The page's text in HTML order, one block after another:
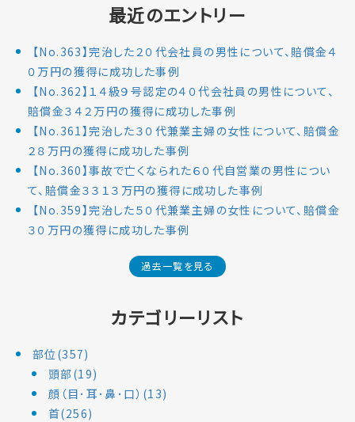
最近のエントリー
【No.363】完治した２０代会社員の男性について、賠償金４
０万円の獲得に成功した事例
【No.362】１４級９号認定の４０代会社員の男性について、
賠償金３４２万円の獲得に成功した事例
【No.361】完治した３０代兼業主婦の女性について、賠償金
２８万円の獲得に成功した事例
【No.360】事故で亡くなられた６０代自営業の男性につい
て、賠償金３３１３万円の獲得に成功した事例
【No.359】完治した５０代兼業主婦の女性について、賠償金
３０万円の獲得に成功した事例
過去一覧を見る
カテゴリーリスト
部位(357)
頭部(19)
顔（目･耳･鼻･口）(13)
首(256)